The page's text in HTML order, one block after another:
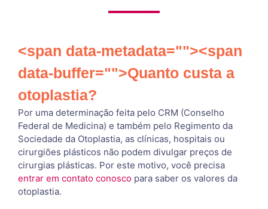
<span data-metadata=""><span
data-buffer="">Quanto custa a
otoplastia?
Por uma determinação feita pelo CRM (Conselho
Federal de Medicina) e também pelo Regimento da
Sociedade da Otoplastia, as clínicas, hospitais ou
cirurgiões plásticos não podem divulgar preços de
cirurgias plásticas. Por este motivo, você precisa
entrar em contato conosco para saber os valores da
otoplastia.